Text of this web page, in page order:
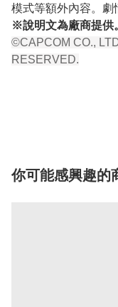
模式等額外內容。劇
※說明文為廠商提供
©CAPCOM CO.,
RESERVED.
你可能感興趣的